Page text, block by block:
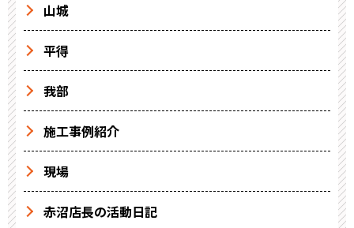
山城
平得
我部
施工事例紹介
現場
赤沼店長の活動日記